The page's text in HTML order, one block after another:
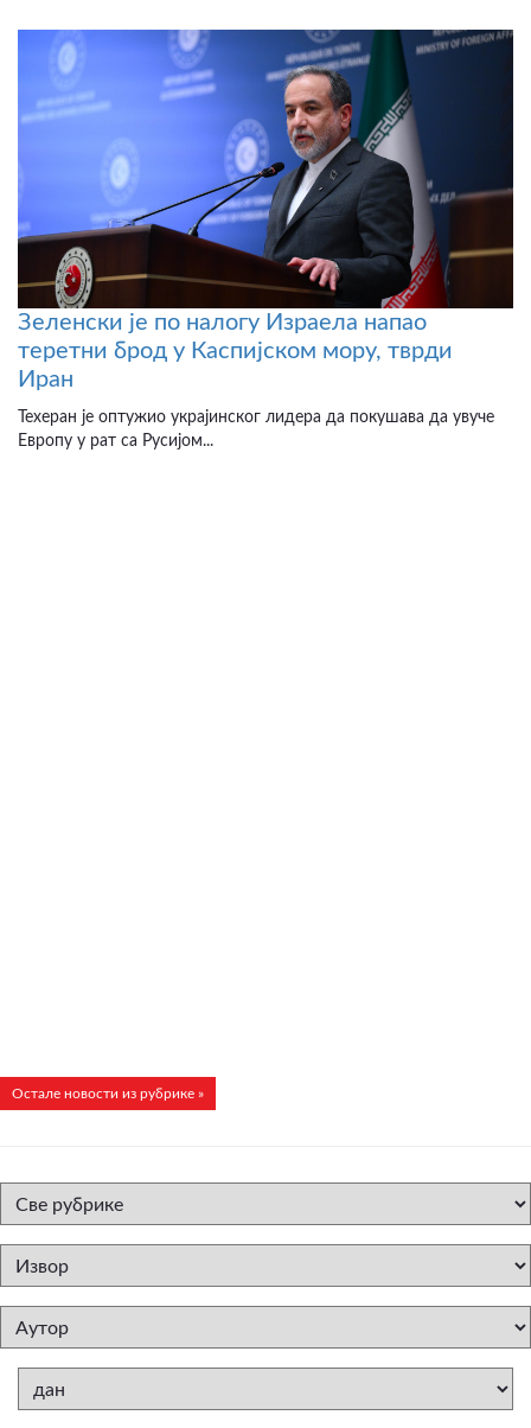
Зеленски је по налогу Израела напао
теретни брод у Каспијском мору, тврди
Иран
Техеран је оптужио украјинског лидера да покушава да увуче
Европу у рат са Русијом...
Остале новости из рубрике »